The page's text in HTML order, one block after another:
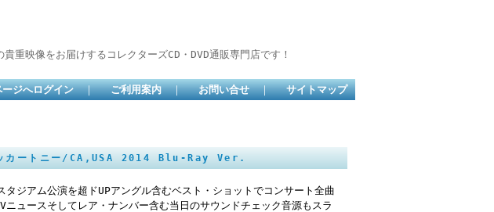
映像をお届けするコレクターズCD・DVD通販専門店です！
ージへログイン ｜ ご利用案内 ｜ お問い合せ ｜ サイトマップ
カートニー/CA,USA 2014 Blu-Ray Ver.
タジアム公演を超ドUPアングル含むベスト・ショットでコンサート全曲
ニュースそしてレア・ナンバー含む当日のサウンドチェック音源もスラ